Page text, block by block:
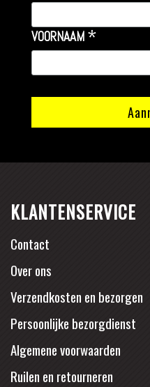
VOORNAAM *
KLANTENSERVICE
Contact
Over ons
Verzendkosten en bezorgen
Persoonlijke bezorgdienst
Algemene voorwaarden
Ruilen en retourneren